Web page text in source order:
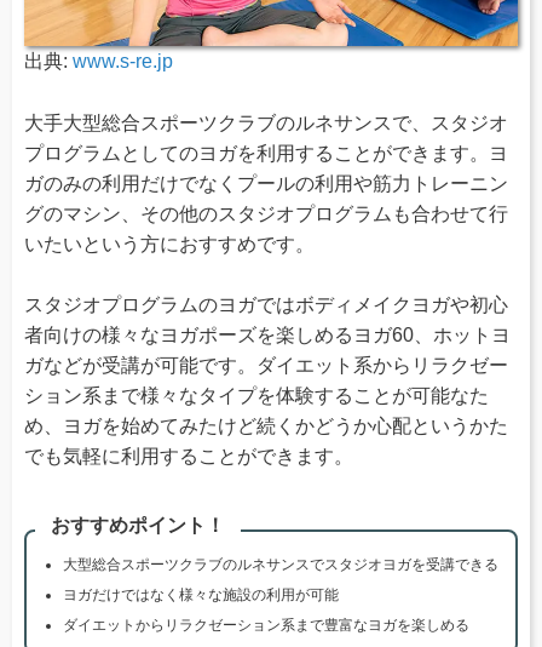
出典: www.s-re.jp
大手大型総合スポーツクラブのルネサンスで、スタジオ
プログラムとしてのヨガを利用することができます。ヨ
ガのみの利用だけでなくプールの利用や筋力トレーニン
グのマシン、その他のスタジオプログラムも合わせて行
いたいという方におすすめです。
スタジオプログラムのヨガではボディメイクヨガや初心
者向けの様々なヨガポーズを楽しめるヨガ60、ホットヨ
ガなどが受講が可能です。ダイエット系からリラクゼー
ション系まで様々なタイプを体験することが可能なた
め、ヨガを始めてみたけど続くかどうか心配というかた
でも気軽に利用することができます。
おすすめポイント！
大型総合スポーツクラブのルネサンスでスタジオヨガを受講できる
ヨガだけではなく様々な施設の利用が可能
ダイエットからリラクゼーション系まで豊富なヨガを楽しめる